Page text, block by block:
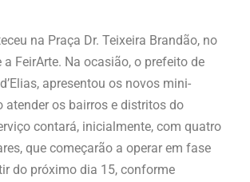
na Praça Dr. Teixeira Brandão, no
a FeirArte. Na ocasião, o prefeito de
apresentou os novos mini-
atender os bairros e distritos do
contará, inicialmente, com quatro
que começarão a operar em fase
do próximo dia 15, conforme